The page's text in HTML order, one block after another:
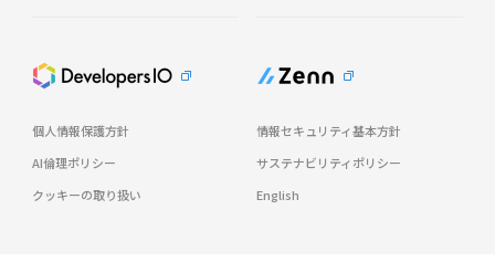
個人情報保護方針
情報セキュリティ基本方針
AI倫理ポリシー
サステナビリティポリシー
クッキーの取り扱い
English